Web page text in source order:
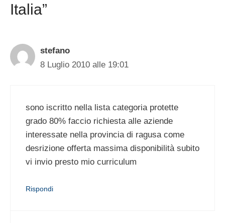
Italia”
stefano
8 Luglio 2010 alle 19:01
sono iscritto nella lista categoria protette
grado 80% faccio richiesta alle aziende
interessate nella provincia di ragusa come
desrizione offerta massima disponibilità subito
vi invio presto mio curriculum
Rispondi